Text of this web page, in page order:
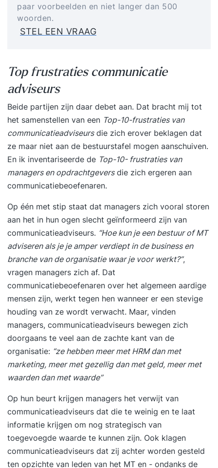
paar voorbeelden en niet langer dan 500
woorden.
STEL EEN VRAAG
Top frustraties communicatie
adviseurs
Beide partijen zijn daar debet aan. Dat bracht mij tot
het samenstellen van een Top-10-frustraties van
communicatieadviseursdie zich erover beklagen dat
ze maar niet aan de bestuurstafel mogen aanschuiven.
En ik inventariseerde de Top-10- frustraties van
managers en opdrachtgeversdie zich ergeren aan
communicatiebeoefenaren.
Op één met stip staat dat managers zich vooral storen
aan het in hun ogen slecht geïnformeerd zijn van
communicatieadviseurs. “Hoe kun je een bestuur of MT
adviseren als je je amper verdiept in de business en
branche van de organisatie waar je voor werkt?”,
vragen managers zich af. Dat
communicatiebeoefenaren over het algemeen aardige
mensen zijn, werkt tegen hen wanneer er een stevige
houding van ze wordt verwacht. Maar, vinden
managers, communicatieadviseurs bewegen zich
doorgaans te veel aan de zachte kant van de
organisatie: “ze hebben meer met HRM dan met
marketing, meer met gezellig dan met geld, meer met
waarden dan met waarde”
Op hun beurt krijgen managers het verwijt van
communicatieadviseurs dat die te weinig en te laat
informatie krijgen om nog strategisch van
toegevoegde waarde te kunnen zijn. Ook klagen
communicatieadviseurs dat zij achter worden gesteld
ten opzichte van leden van het MT en - ondanks de